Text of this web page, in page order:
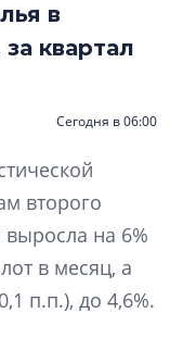
в
квартал
Сегодня в 06:00
второго
на 6%
в месяц, а
п.п.), до 4,6%.